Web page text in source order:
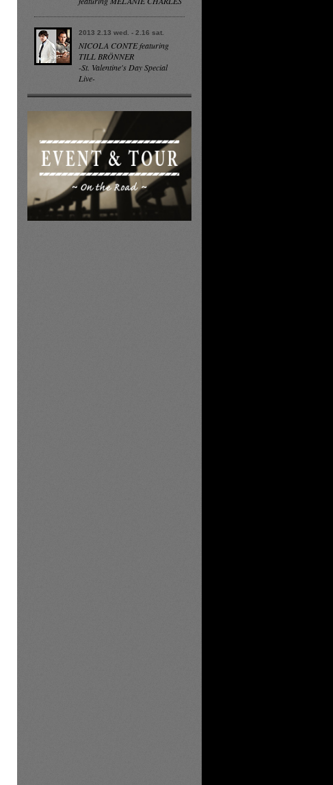
2013 2.13 wed. - 2.16 sat.
NICOLA CONTE featuring
TILL BRÖNNER
-St. Valentine's Day Special
Live-